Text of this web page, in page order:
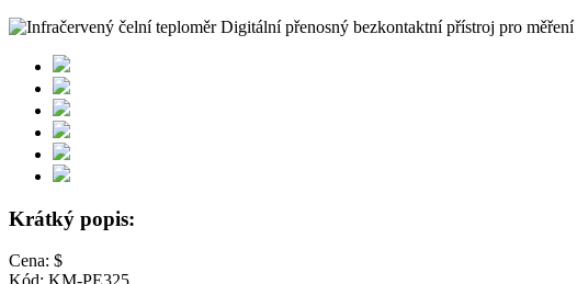
Krátký popis:
Cena: $